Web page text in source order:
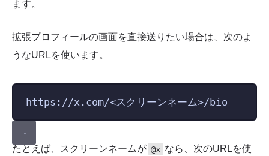
ます。
拡張プロフィールの画面を直接送りたい場合は、次のよ
うなURLを使います。
https://x.com/<スクリーンネーム>/bio
たとえば、スクリーンネームが @x なら、次のURLを使